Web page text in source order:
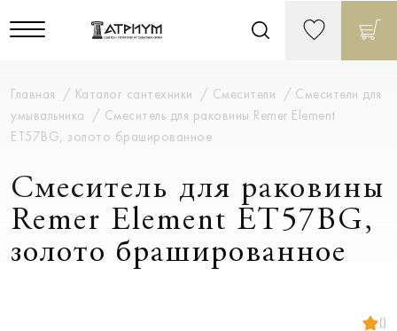
Главная Каталог сантехники Смесители
Смесители для
умывальника
Смеситель для раковины Remer Element
ET57BG, золото брашированное
Смеситель для раковины
Remer Element ET57BG,
золото брашированное
()